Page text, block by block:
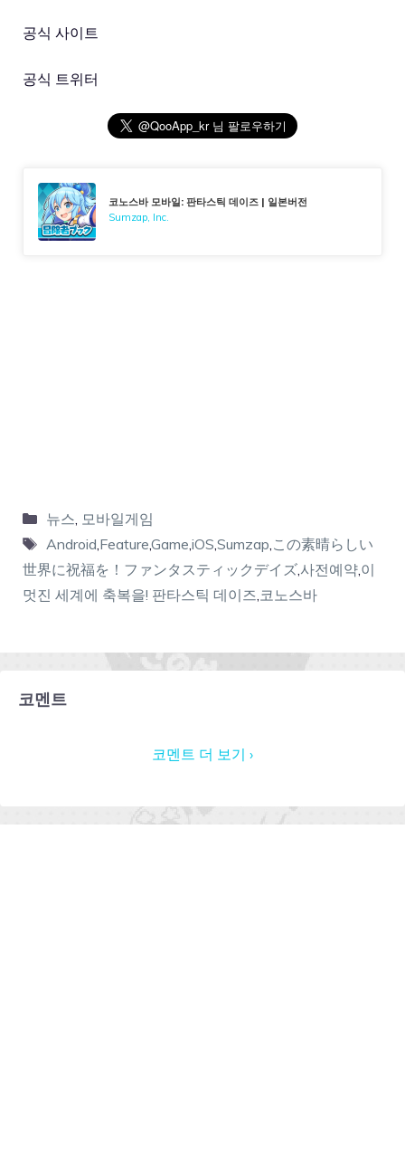
공식 사이트
공식 트위터
코노스바 모바일: 판타스틱 데이즈 | 일본버전
Sumzap, Inc.
뉴스, 모바일게임
Android,Feature,Game,iOS,Sumzap,この素晴らしい
世界に祝福を！ファンタスティックデイズ,사전예약,이
멋진 세계에 축복을! 판타스틱 데이즈,코노스바
코멘트
코멘트 더 보기 ›